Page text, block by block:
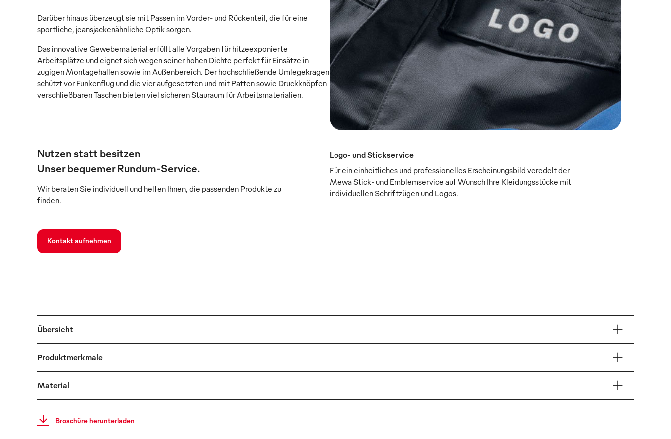
Darüber hinaus überzeugt sie mit Passen im Vorder- und Rückenteil, die für eine
sportliche, jeansjackenähnliche Optik sorgen.
Das innovative Gewebematerial erfüllt alle Vorgaben für hitzeexponierte
Arbeitsplätze und eignet sich wegen seiner hohen Dichte perfekt für Einsätze in
zugigen Montagehallen sowie im Außenbereich. Der hochschließende Umlegekragen
schützt vor Funkenflug und die vier aufgesetzten und mit Patten sowie Druckknöpfen
verschließbaren Taschen bieten viel sicheren Stauraum für Arbeitsmaterialien.
Nutzen statt besitzen
Unser bequemer Rundum-Service.
Wir beraten Sie individuell und helfen Ihnen, die passenden Produkte zu
finden.
Kontakt aufnehmen
Logo- und Stickservice
Für ein einheitliches und professionelles Erscheinungsbild veredelt der
Mewa Stick- und Emblemservice auf Wunsch Ihre Kleidungsstücke mit
individuellen Schriftzügen und Logos.
Übersicht
Produktmerkmale
Material
Broschüre herunterladen